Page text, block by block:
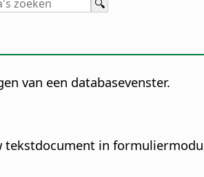
van een databasevenster.
tekstdocument in